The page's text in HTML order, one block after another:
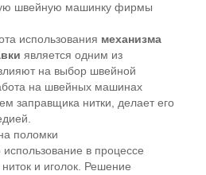
швейную машинку фирмы
использования механизма
является одним из
на выбор швейной
на швейных машинах
заправщика нитки, делает его
поломки
использование в процессе
и иголок. Решение